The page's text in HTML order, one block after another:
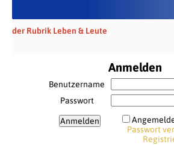
der Rubrik Leben & Leute
Anmelden
Benutzername
Passwort
Passwort